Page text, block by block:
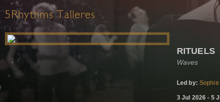
5Rhythms Talleres
RITUELS
Waves
Led by:
3 Jul 2026 - 5